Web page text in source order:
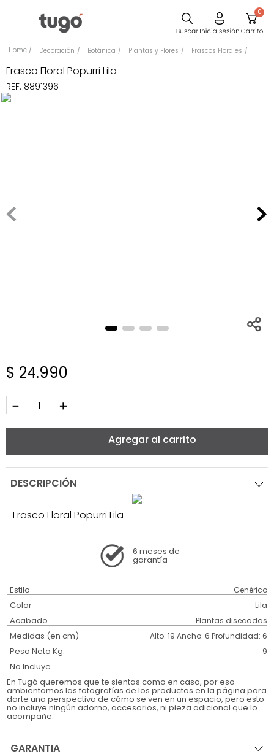
0
Decoración Botánica Plantas y Flores Frascos Florales
Frasco Floral Popurri Lila
REF: 8891396
$ 24.990
＋
－
Agregar al carrito
DESCRIPCIÓN
Frasco Floral Popurri Lila
6 meses de
garantía
Estilo Genérico
Color Lila
Acabado Plantas disecadas
Medidas (en cm) Alto: 19 Ancho: 6 Profundidad: 6
Peso Neto Kg. 9
No Incluye
En Tugó queremos que te sientas como en casa, por eso
ambientamos las fotografías de los productos en la página para
darte una perspectiva de cómo se ven en un espacio, pero esto
no incluye ningún adorno, accesorios, ni pieza adicional que lo
acompañe.
GARANTIA
Comedor
Escritorio